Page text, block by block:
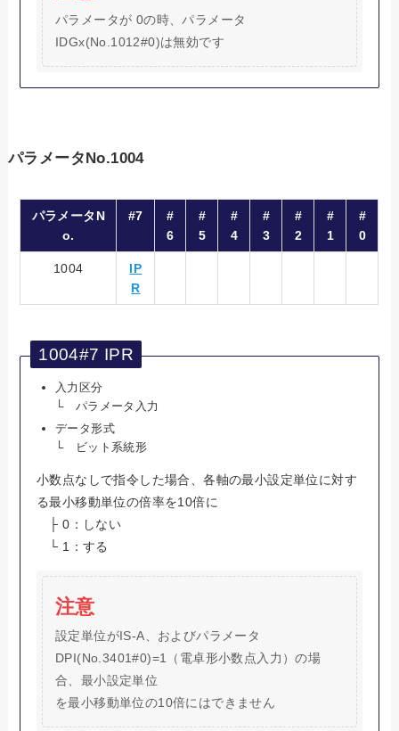
パラメータが 0の時、パラメータ
IDGx(No.1012#0)は無効です
パラメータNo.1004
パラメータN
o.
#7
#
6
#
5
#
4
#
3
#
2
#
1
#
0
1004
IP
R
1004#7 IPR
入力区分
└ パラメータ入力
データ形式
└ ビット系統形
小数点なしで指令した場合、各軸の最小設定単位に対す
る最小移動単位の倍率を10倍に
├ 0：しない
└ 1：する
注意
設定単位がIS-A、およびパラメータ
DPI(No.3401#0)=1（電卓形小数点入力）の場
合、最小設定単位
を最小移動単位の10倍にはできません